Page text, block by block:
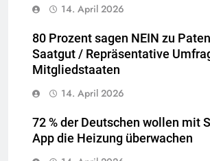
14. April 2026
80 Prozent sagen NEIN zu
Saatgut / Repräsentative
Mitgliedstaaten
14. April 2026
72 % der Deutschen wollen mit
App die Heizung überwachen